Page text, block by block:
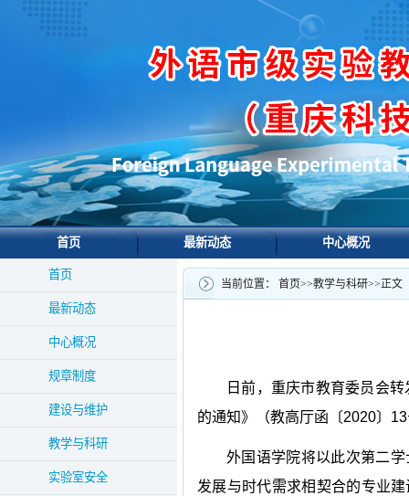
首页 最新动态 中心概况
首页
最新动态
中心概况
规章制度
建设与维护
教学与科研
实验室安全
当前位置： 首页>>教学与科研>>正文
日前，重庆市教育委员会
的通知》（教高厅函〔2020〕 13
外国语学院将以此次第二
发展与时代需求相契合的专业